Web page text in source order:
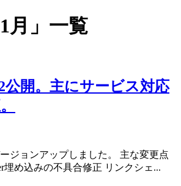
月 」 一覧
公開。主にサービス対応
ジョンアップしました。 主な変更点
埋め込みの不具合修正 リンクシェ...